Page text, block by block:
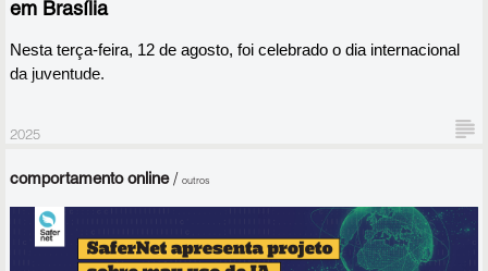
em Brasília
Nesta terça-feira, 12 de agosto, foi celebrado o dia internacional
da juventude.
2025
comportamento online/outros